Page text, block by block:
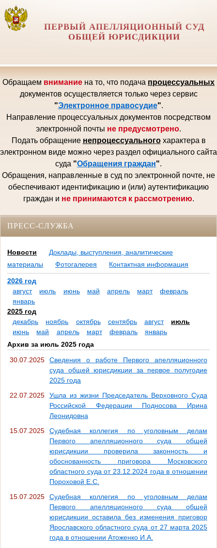
ПЕРВЫЙ АПЕЛЛЯЦИОННЫЙ СУД
ОБЩЕЙ ЮРИСДИКЦИИ
Обращаем внимание на то, что подача процессуальных
документов осуществляется только через сервис
"Электронное правосудие".
Направление процессуальных документов посредством
электронной почты не предусмотрено.
Подать обращение непроцессуальногохарактера в
электронном виде можно через раздел официального сайта
суда "Обращения граждан".
Обращения, направленные в суд по электронной почте, не
обеспечивают идентификацию и (или) аутентификацию
граждан и не принимаются к рассмотрению.
ПРЕСС-СЛУЖБА
Новости
Доклады, выступления, аналитические
материалы
Фотогалерея Контактная информация
2026 год
август
июль июнь май апрель март
февраль
январь
2025 год
декабрь
ноябрь октябрь сентябрь август
июль
июнь
май апрель март февраль
январь
Архив за июль 2025 года
30.07.2025
Сведения о работе Первого апелляционного
суда общей юрисдикции за первое полугодие
2025 года
22.07.2025
Ушла из жизни Председатель Верховного Суда
Российской Федерации Подносова Ирина
Леонидовна
15.07.2025
Судебная коллегия по уголовным делам
Первого апелляционного суда общей
юрисдикции проверила законность и
обоснованность приговора Московского
областного суда от 23.12.2024 года в отношении
Пороховой Е.С.
15.07.2025
Судебная коллегия по уголовным делам
Первого апелляционного суда общей
юрисдикции оставила без изменения приговор
Ярославского областного суда от 27 марта 2025
года в отношении Атоженко И.А.